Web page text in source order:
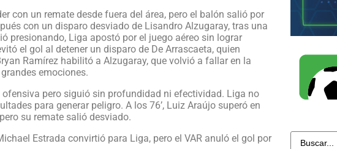
con un remate desde fuera del área, pero el balón salió por
con un disparo desviado de Lisandro Alzugaray, tras una
presionando, Liga apostó por el juego aéreo sin lograr
el gol al detener un disparo de De Arrascaeta, quien
Ramírez habilitó a Alzugaray, que volvió a fallar en la
emociones.
pero siguió sin profundidad ni efectividad. Liga no
para generar peligro. A los 76’, Luiz Araújo superó en
su remate salió desviado.
Estrada convirtió para Liga, pero el VAR anuló el gol por